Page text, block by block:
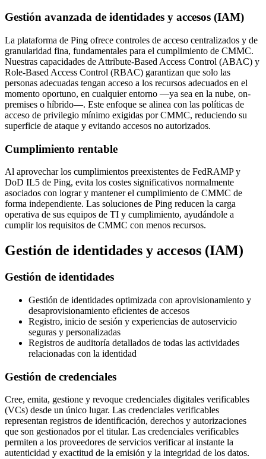
Gestión avanzada de identidades y accesos (IAM)
La plataforma de Ping ofrece controles de acceso centralizados y de
granularidad fina, fundamentales para el cumplimiento de CMMC.
Nuestras capacidades de Attribute-Based Access Control (ABAC) y
Role-Based Access Control (RBAC) garantizan que solo las
personas adecuadas tengan acceso a los recursos adecuados en el
momento oportuno, en cualquier entorno —ya sea en la nube, on-
premises o híbrido—. Este enfoque se alinea con las políticas de
acceso de privilegio mínimo exigidas por CMMC, reduciendo su
superficie de ataque y evitando accesos no autorizados.
Cumplimiento rentable
Al aprovechar los cumplimientos preexistentes de FedRAMP y
DoD IL5 de Ping, evita los costes significativos normalmente
asociados con lograr y mantener el cumplimiento de CMMC de
forma independiente. Las soluciones de Ping reducen la carga
operativa de sus equipos de TI y cumplimiento, ayudándole a
cumplir los requisitos de CMMC con menos recursos.
Gestión de identidades y accesos (IAM)
Gestión de identidades
Gestión de identidades optimizada con aprovisionamiento y
desaprovisionamiento eficientes de accesos
Registro, inicio de sesión y experiencias de autoservicio
seguras y personalizadas
Registros de auditoría detallados de todas las actividades
relacionadas con la identidad
Gestión de credenciales
Cree, emita, gestione y revoque credenciales digitales verificables
(VCs) desde un único lugar. Las credenciales verificables
representan registros de identificación, derechos y autorizaciones
que son gestionados por el titular. Las credenciales verificables
permiten a los proveedores de servicios verificar al instante la
autenticidad y exactitud de la emisión y la integridad de los datos.